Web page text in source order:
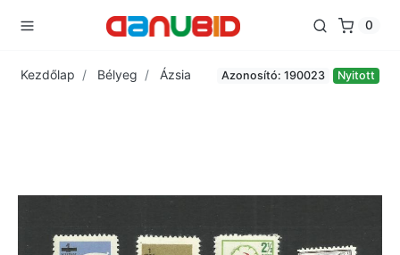
0
Kezdőlap Bélyeg Ázsia Azonosító: 190023 Nyitott